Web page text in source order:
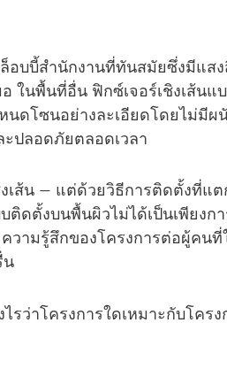
อบบี้สำนักงานที่ทันสมัยซึ่งมีแส
ในพื้นที่อื่น ฟิกซ์เจอร์เชิงเส้น
นดโซนอย่างละเอียดโดยไม่มีผ
ปลอดภัยตลอดเวลา
งเส้น — แต่ด้วยวิธีการติดตั้งที่แ
ดตั้งบนพื้นผิวไม่ได้เป็นเพียงก
วามรู้สึกของโครงการต่อผู้คน
น
ว่าโครงการใดเหมาะกับโคร